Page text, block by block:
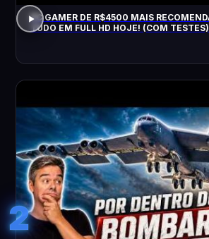
PC GAMER DE R$4500 MAIS
TUDO EM FULL HD HOJE! (COM
2